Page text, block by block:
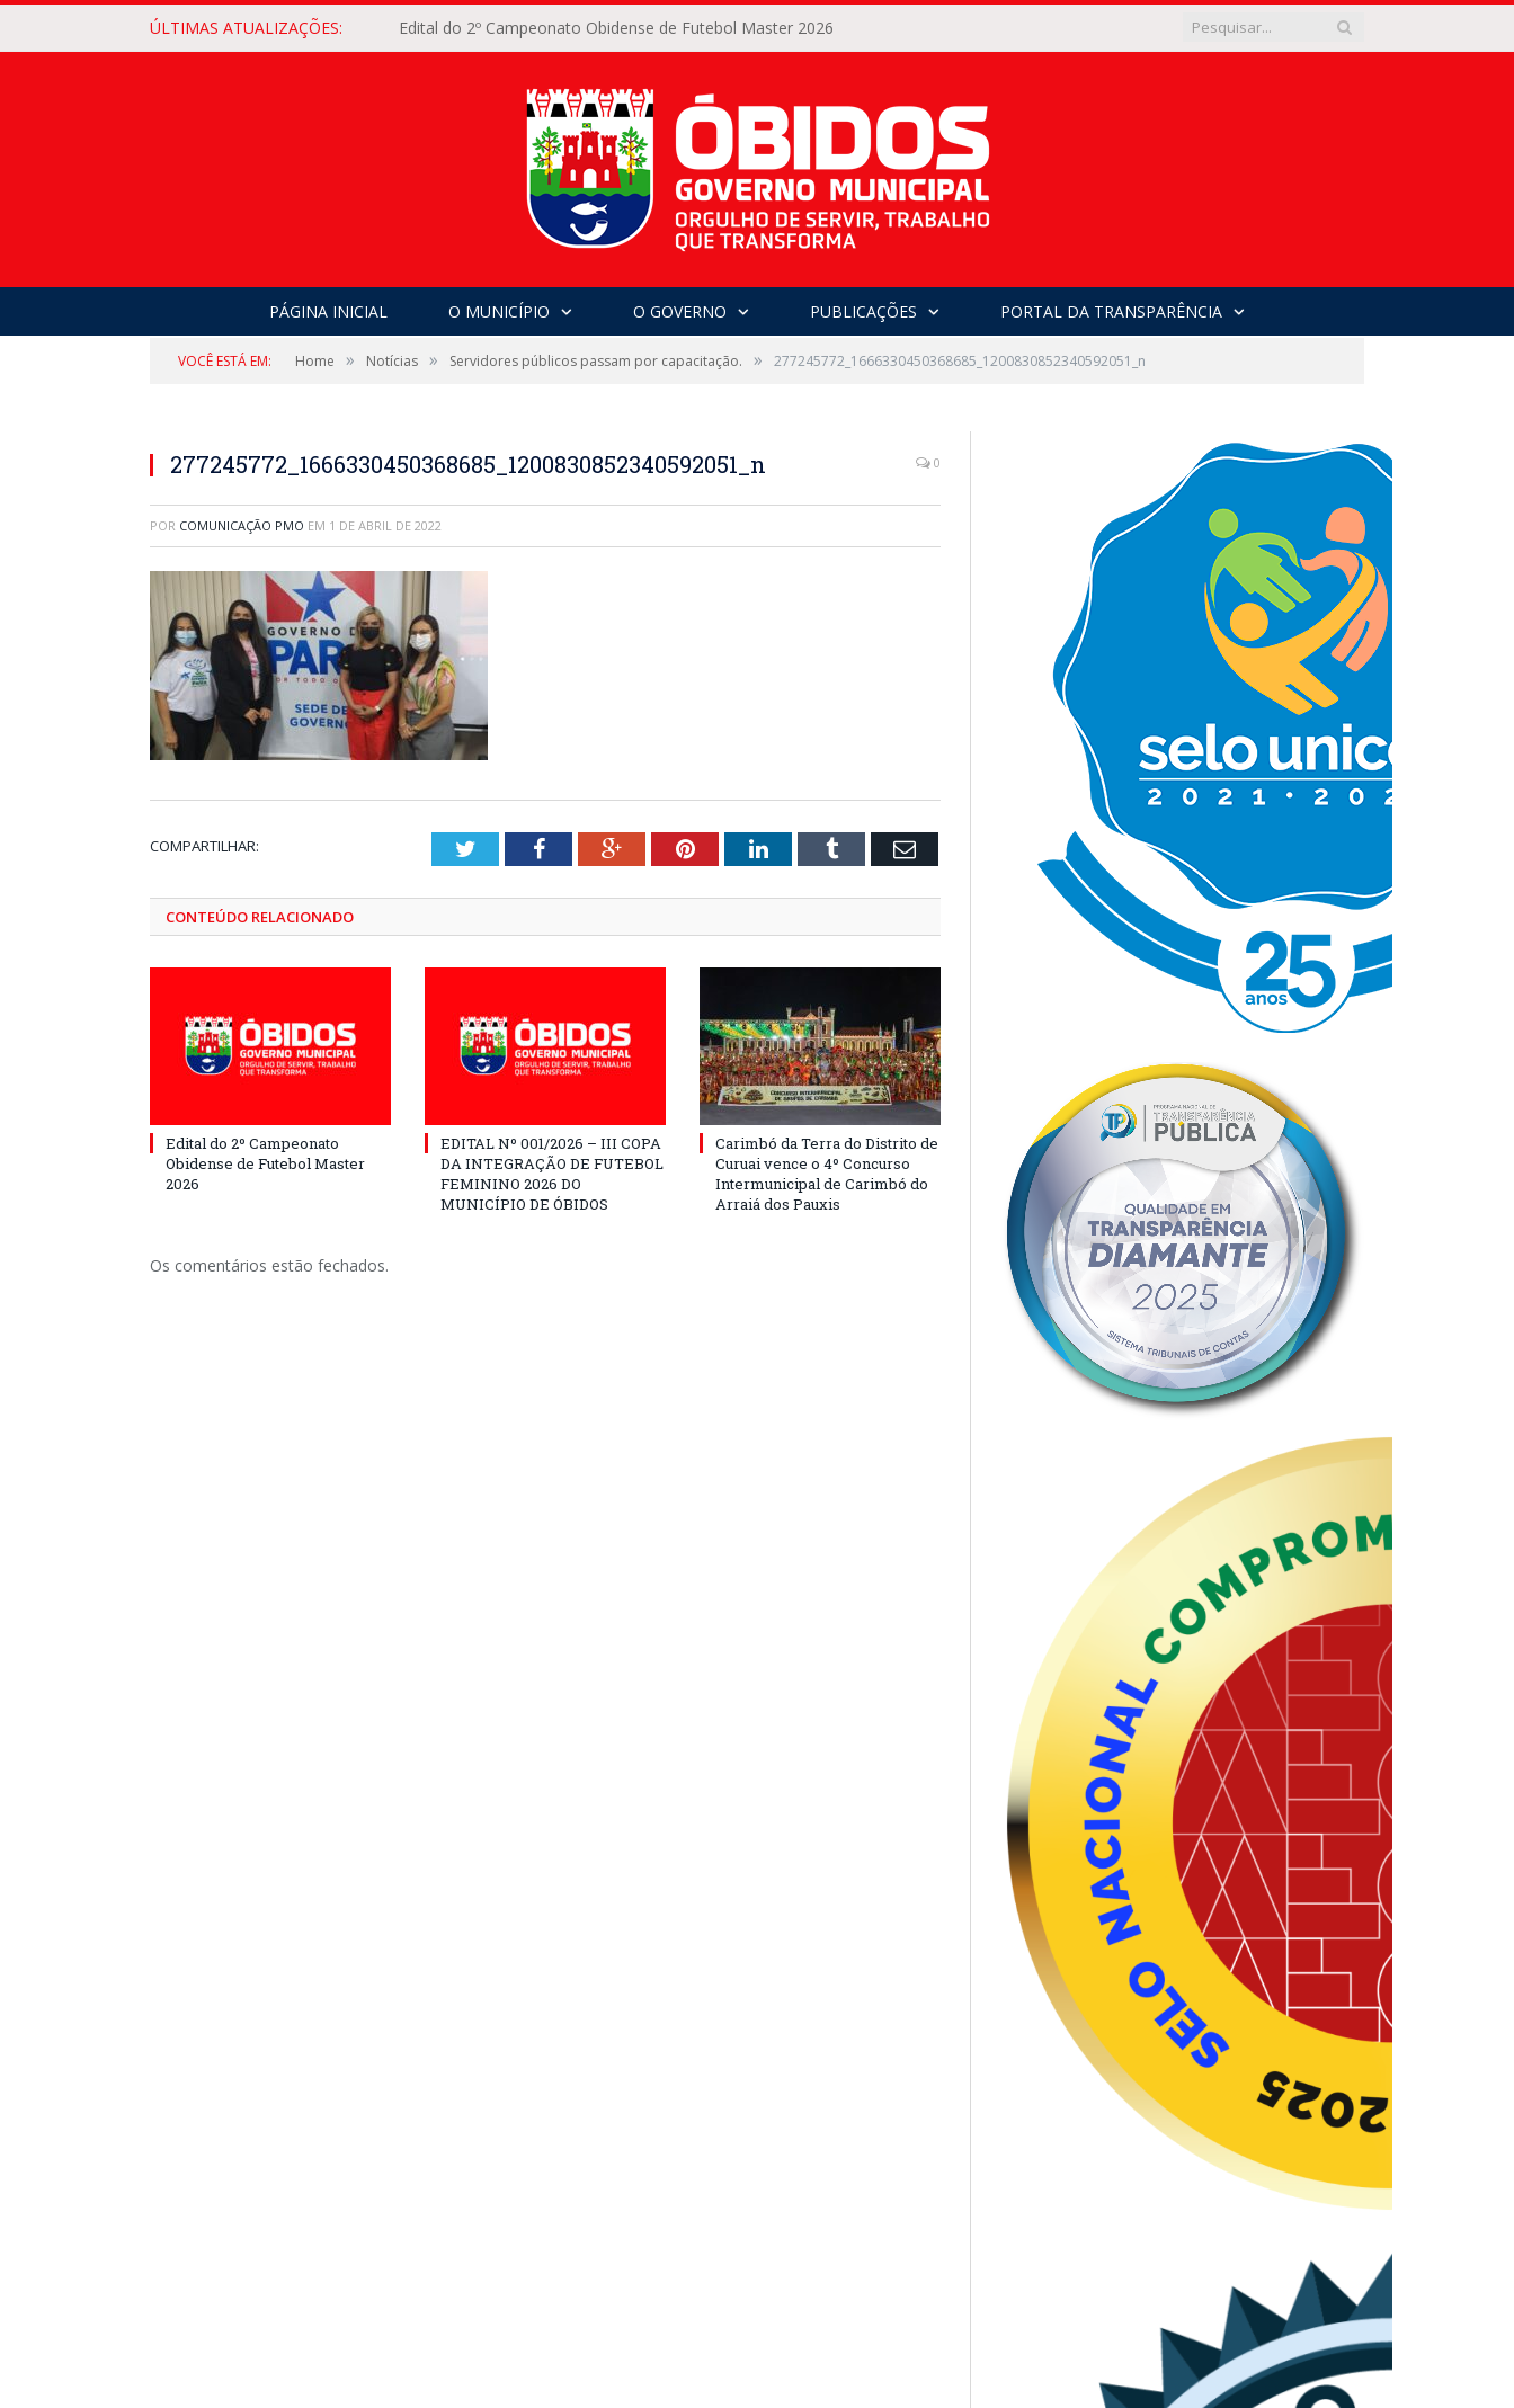
ÚLTIMAS ATUALIZAÇÕES: Edital do 2º Campeonato Obidense de Futebol Master 2026
PÁGINA INICIAL O MUNICÍPIO O GOVERNO PUBLICAÇÕES PORTAL DA TRANSPARÊNCIA
VOCÊ ESTÁ EM: Home » Notícias » Servidores públicos passam por capacitação. » 277245772_1666330450368685_1200830852340592051_n
277245772_1666330450368685_1200830852340592051_n 0
POR COMUNICAÇÃO PMO EM 1 DE ABRIL DE 2022
COMPARTILHAR: TwitterFacebookGoogle+PinterestLinkedInTumblr Email
CONTEÚDO RELACIONADO
Edital do 2º Campeonato
Obidense de Futebol Master
2026
EDITAL Nº 001/2026 – III COPA
DA INTEGRAÇÃO DE FUTEBOL
FEMININO 2026 DO
MUNICÍPIO DE ÓBIDOS
Carimbó da Terra do Distrito de
Curuai vence o 4º Concurso
Intermunicipal de Carimbó do
Arraiá dos Pauxis
Os comentários estão fechados.